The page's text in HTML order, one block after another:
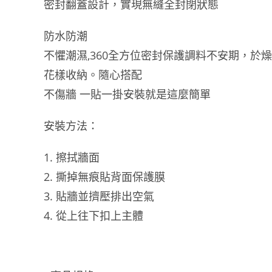
密封翻蓋設計，實現無縫全封閉狀態
防水防潮
不懼潮濕,360全方位密封保護調料不安期，於
花樣收納。隨心搭配
不傷牆 一貼一掛安裝就是這麼簡單
安裝方法：
擦拭牆面
撕掉無痕貼背面保護膜
貼牆並擠壓排出空氣
從上往下扣上主體